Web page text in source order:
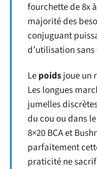
fourchette de 8x
majorité des
conjuguant
d’utilisation
Lepoidsjoue un
Les longues
jumelles
du cou ou dans
8×20 BCA et
parfaitement
praticité ne